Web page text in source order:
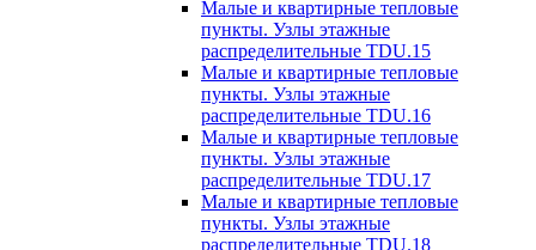
Малые и квартирные тепловые
пункты. Узлы этажные
распределительные TDU.15
Малые и квартирные тепловые
пункты. Узлы этажные
распределительные TDU.16
Малые и квартирные тепловые
пункты. Узлы этажные
распределительные TDU.17
Малые и квартирные тепловые
пункты. Узлы этажные
распределительные TDU.18